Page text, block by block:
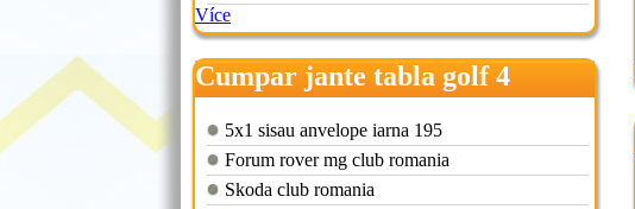
Více
Cumpar jante tabla golf 4
5x1 sisau anvelope iarna 195
Forum rover mg club romania
Skoda club romania